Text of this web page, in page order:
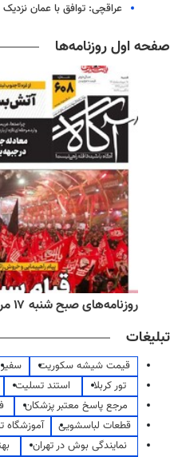
عراقچی: توافق با عمان نزدیک است/
صفحه اول روزنامه‌ها
روزنامه‌های صبح شنبه ۱۷ مرداد ۱۴۰۵
تبلیغات
قیمت شیشه سکوریت سفیر
تور کربلا
استند تسلیت
مرجع پاسخ معتبر پزشکان
قطعات لباسشویی
آموزشگاه
نمایندگی بوش در تهران